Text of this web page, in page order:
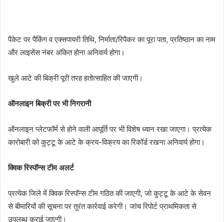
पैकेट पर पैकिंग व एक्सपायरी तिथि, निर्माता/रिपैकर का पूरा पता, प्रतिष्ठान का नाम
और लाइसेंस नंबर अंकित होना अनिवार्य होगा।
खुले आटे की बिक्री पूरी तरह हतोत्साहित की जाएगी।
ऑनलाइन बिक्री पर भी निगरानी
ऑनलाइन प्लेटफॉर्म से होने वाली आपूर्ति पर भी विशेष ध्यान रखा जाएगा। प्रत्येक
कारोबारी को कुट्टू के आटे के क्रय-विक्रय का रिकॉर्ड रखना अनिवार्य होगा।
क्विक रिस्पॉन्स टीम अलर्ट
प्रत्येक जिले में क्विक रिस्पॉन्स टीम गठित की जाएगी, जो कुट्टू के आटे के सेवन
से बीमारियों की सूचना पर तुरंत कार्रवाई करेगी। जांच रिपोर्ट प्राथमिकता से
उपलब्ध कराई जाएगी।